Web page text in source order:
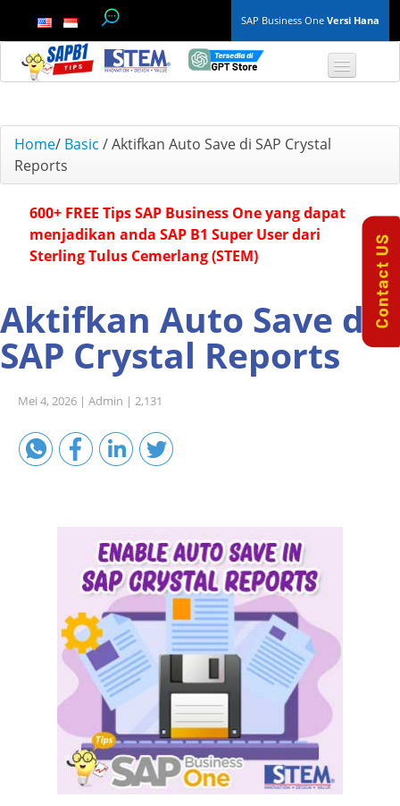
SAP Business One Versi Hana
TOP 10 B1 TIPS
Finance & Accounting
Inventory & Production
Project Management
SAP Business One 10.0
Technical
Home/ Basic /Aktifkan Auto Save di SAP Crystal
Reports
600+ FREE Tips SAP Business One yang dapat
menjadikan anda SAP B1 Super User dari
Sterling Tulus Cemerlang (STEM)
Aktifkan Auto Save di
SAP Crystal Reports
Mei 4, 2026 | Admin | 2,131